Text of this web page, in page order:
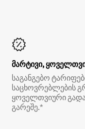
მარტივი,
საგანგებო
საცხოვრებლების
ყოველთვიური
გარეშე.*